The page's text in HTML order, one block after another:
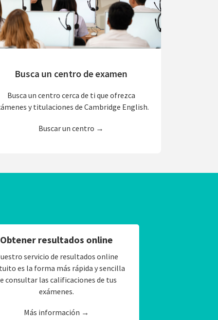
Busca un centro de examen
Busca un centro cerca de ti que ofrezca
y titulaciones de Cambridge English.
Buscar un centro →
Obtener resultados online
servicio de resultados online
es la forma más rápida y sencilla
consultar las calificaciones de tus
exámenes.
Más información →